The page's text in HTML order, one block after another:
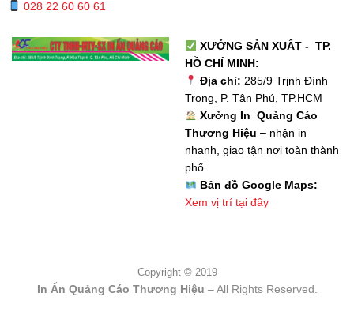
028 22 60 60 61
XƯỞNG SẢN XUẤT - TP.
HỒ CHÍ MINH:
Địa chỉ: 285/9 Trịnh Đình
Trọng, P. Tân Phú, TP.HCM
Xưởng In Quảng Cáo
Thương Hiệu – nhận in
nhanh, giao tận nơi toàn thành
phố
Bản đồ Google Maps:
Xem vị trí tại đây
Copyright © 2019
In Ấn Quảng Cáo Thương Hiệu – All Rights Reserved.